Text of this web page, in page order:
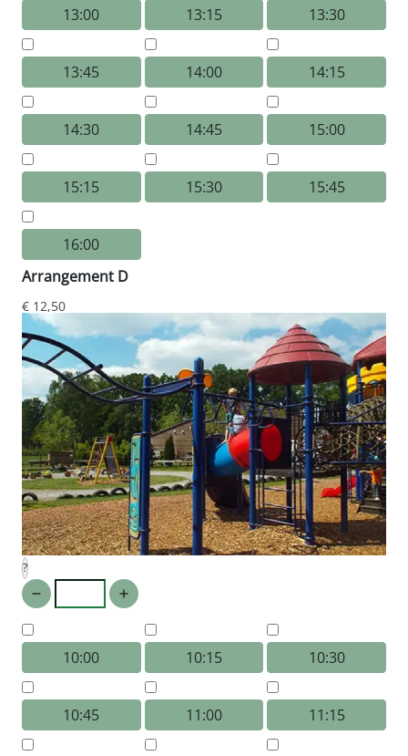
13:00 13:15 13:30
13:45 14:00 14:15
14:30 14:45 15:00
15:15 15:30 15:45
16:00
Arrangement D
€ 12,50
?
10:00 10:15 10:30
10:45 11:00 11:15